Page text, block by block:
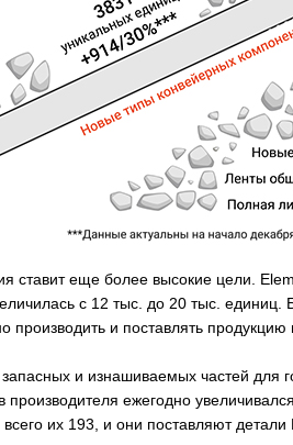
ставит еще более высокие цели.
с 12 тыс. до 20 тыс.
производить и поставлять продукцию
запасных и изнашиваемых частей
производителя ежегодно
их 193, и они поставляют детали